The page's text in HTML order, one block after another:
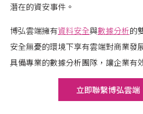
潛在的資安事件。
博弘雲端擁有資料安全與數據分析的
安全無憂的環境下享有雲端對商業發
具備專業的數據分析團隊，讓企業有
立即聯繫博弘雲端